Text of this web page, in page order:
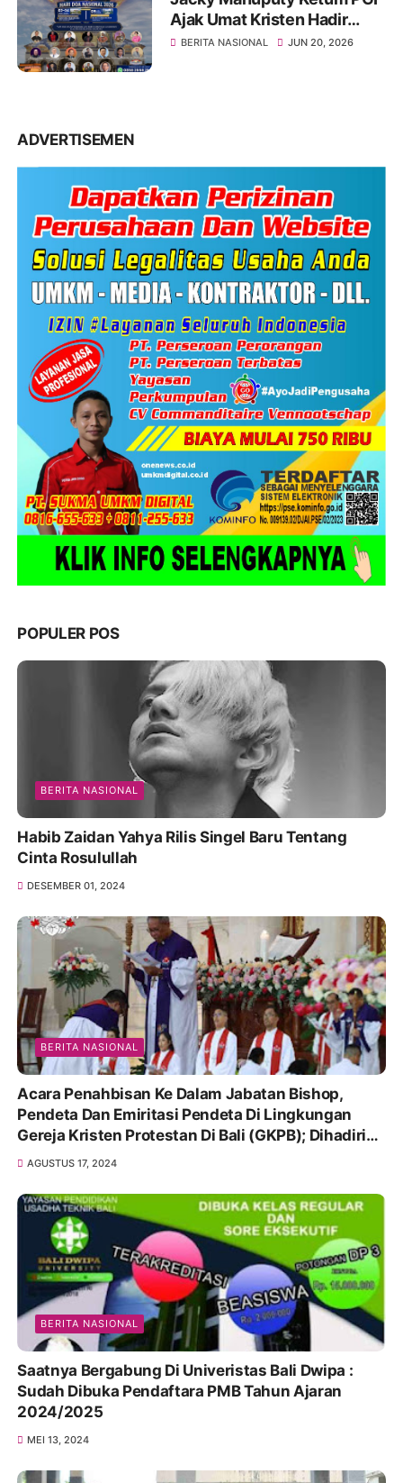
Ajak Umat Kristen Hadir
Dalam Konfrensi Doa Di IKN
BERITA NASIONAL JUN 20, 2026
ADVERTISEMEN
POPULER POS
BERITA NASIONAL
Habib Zaidan Yahya Rilis Singel Baru Tentang
Cinta Rosulullah
DESEMBER 01, 2024
BERITA NASIONAL
Acara Penahbisan Ke Dalam Jabatan Bishop,
Pendeta Dan Emiritasi Pendeta Di Lingkungan
Gereja Kristen Protestan Di Bali (GKPB); Dihadiri
Ketua DPRD Badung, Dr. Drs. Putu Parwata MK,
AGUSTUS 17, 2024
BERITA NASIONAL
Saatnya Bergabung Di Univeristas Bali Dwipa :
Sudah Dibuka Pendaftara PMB Tahun Ajaran
2024/2025
MEI 13, 2024